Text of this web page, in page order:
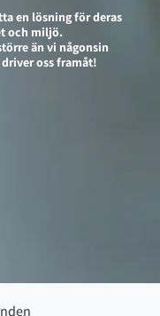
en lösning för deras
och miljö.